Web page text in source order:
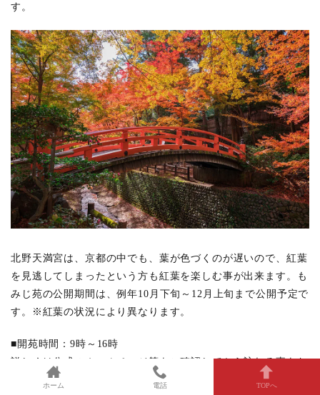
す。
北野天満宮は、京都の中でも、葉が色づくのが遅いので、紅葉
を見逃してしまったという方も紅葉を楽しむ事が出来ます。も
みじ苑の公開期間は、例年10月下旬～12月上旬まで公開予定で
す。※紅葉の状況により異なります。
■開苑時間：9時～16時
詳しくは公式のホームページ等をご確認してから訪れる事をお
すすめします。
北野天満宮では、約350本の紅葉が織りなす景
ホーム 電話 TOPへ